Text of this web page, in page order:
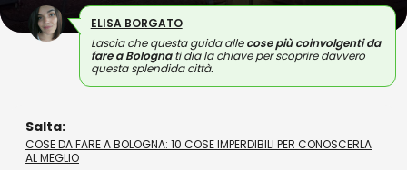
ELISA BORGATO
Lascia che questa guida allecose più coinvolgenti da
fare a Bolognati dia la chiave per scoprire davvero
questa splendida città.
Salta:
COSE DA FARE A BOLOGNA: 10 COSE IMPERDIBILI PER CONOSCERLA
AL MEGLIO